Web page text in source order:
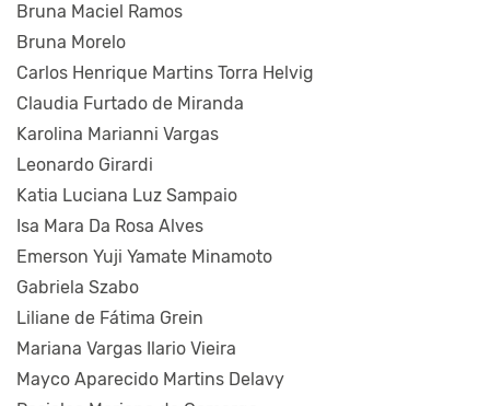
Bruna Maciel Ramos
Bruna Morelo
Carlos Henrique Martins Torra Helvig
Claudia Furtado de Miranda
Karolina Marianni Vargas
Leonardo Girardi
Katia Luciana Luz Sampaio
Isa Mara Da Rosa Alves
Emerson Yuji Yamate Minamoto
Gabriela Szabo
Liliane de Fátima Grein
Mariana Vargas Ilario Vieira
Mayco Aparecido Martins Delavy